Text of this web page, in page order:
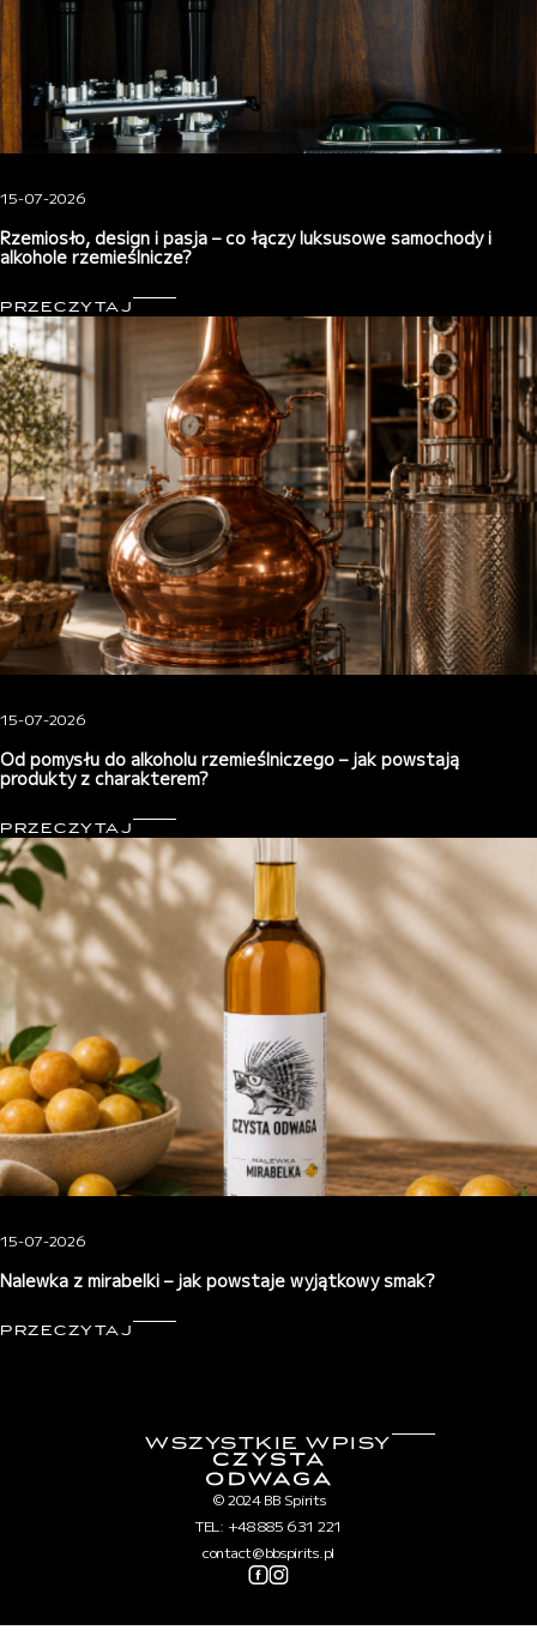
15-07-2026
Rzemiosło, design i pasja – co łączy luksusowe samochody i
alkohole rzemieślnicze?
PRZECZYTAJ
15-07-2026
Od pomysłu do alkoholu rzemieślniczego – jak powstają
produkty z charakterem?
PRZECZYTAJ
15-07-2026
Nalewka z mirabelki – jak powstaje wyjątkowy smak?
PRZECZYTAJ
WSZYSTKIE WPISY
© 2024 BB Spirits
TEL: +48 885 631 221
contact@bbspirits.pl